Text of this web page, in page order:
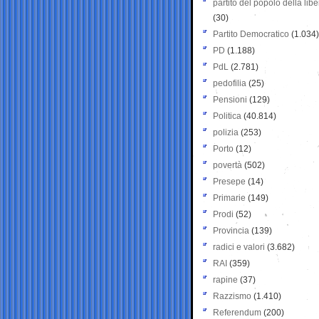
partito del popolo della
(30)
Partito Democratico (1.034)
PD (1.188)
PdL (2.781)
pedofilia (25)
Pensioni (129)
Politica (40.814)
polizia (253)
Porto (12)
povertà (502)
Presepe (14)
Primarie (149)
Prodi (52)
Provincia (139)
radici e valori (3.682)
RAI (359)
rapine (37)
Razzismo (1.410)
Referendum (200)